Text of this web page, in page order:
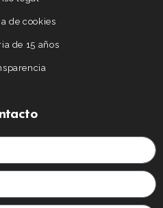
de cookies
de 15 años